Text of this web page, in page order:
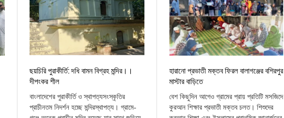
ছয়চিরি পুরাকীর্তি: দধি বামন বিগ্রহ মন্দির।।
দীপংকর শীল
বাংলাদেশের পুরাকীর্তি ও স্থাপত্যসংস্কৃতির
প্রাচীনতম নিদর্শন হচ্ছে মন্দিরস্থাপত্য। গ্রামে-
হারানো প্রভাতী মক্তব ফিরল বালাগঞ্জের বশিরপুর
মাস্টার বাড়িতে
বেশ কিছুদিন আগেও গ্রামের প্রায় প্রতিটি মসজিদে
কুরআন শিক্ষার প্রভাতী মক্তব চলত। শিশুদের